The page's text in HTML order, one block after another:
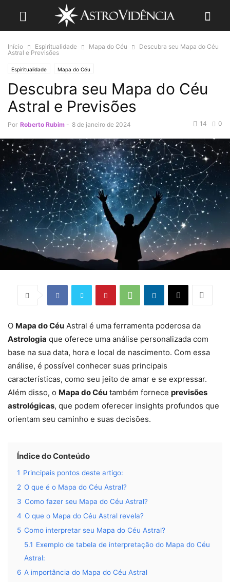
Início Espiritualidade Mapa do Céu
Descubra seu Mapa do Céu
Astral e Previsões
Espiritualidade Mapa do Céu
Descubra seu Mapa do Céu
Astral e Previsões
Por Roberto Rubim - 8 de janeiro de 2024 0
14
O Mapa do Céu Astral é uma ferramenta poderosa da
Astrologia que oferece uma análise personalizada com
base na sua data, hora e local de nascimento. Com essa
análise, é possível conhecer suas principais
características, como seu jeito de amar e se expressar.
Além disso, o Mapa do Céu também fornece previsões
astrológicas, que podem oferecer insights profundos que
orientam seu caminho e suas decisões.
Índice do Conteúdo
1 Principais pontos deste artigo:
2 O que é o Mapa do Céu Astral?
3 Como fazer seu Mapa do Céu Astral?
4 O que o Mapa do Céu Astral revela?
5 Como interpretar seu Mapa do Céu Astral?
5.1 Exemplo de tabela de interpretação do Mapa do Céu
Astral:
6 A importância do Mapa do Céu Astral